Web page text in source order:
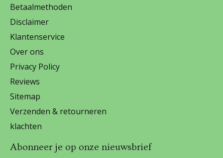
Betaalmethoden
Disclaimer
Klantenservice
Over ons
Privacy Policy
Reviews
Sitemap
Verzenden & retourneren
klachten
Abonneer je op onze nieuwsbrief